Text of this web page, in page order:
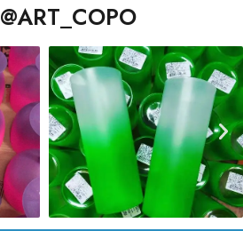
@ART_COPO